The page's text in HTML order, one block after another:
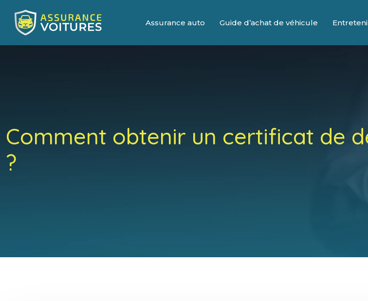
Assurance auto Guide d’achat de véhicule
Comment obtenir un certificat de
?